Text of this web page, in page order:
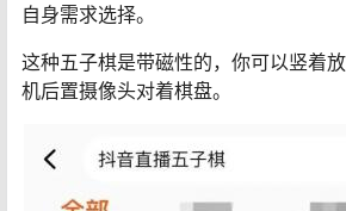
自身需求选择。
这种五子棋是带磁性的，你可以竖着
机后置摄像头对着棋盘。